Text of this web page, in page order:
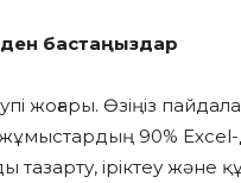
бастаңыздар
жоғары. Өзіңіз
90%
іріктеу және